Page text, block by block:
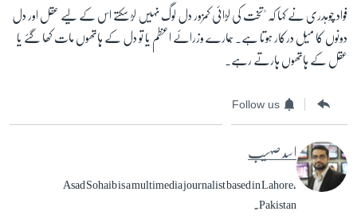
فواد چوہدری نے کہا کہ "تخت کی لڑائی کمزور دل لوگ نہیں لڑ سکتے اس کے لیے عقل اور دل
دونوں کا میل درکار ہوتا ہے۔ ہمارے وزرائے اعظم یا تو دل کے ہاتھوں مات کھا گئے یا
عقل کے ہاتھوں ہارتے رہے۔
Follow us
اسد صہیب
Asad Sohaib is a multimedia journalist based in Lahore,
Pakistan.